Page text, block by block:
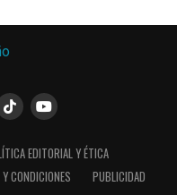
EDITORIAL Y ÉTICA
CONDICIONES
PUBLICIDAD